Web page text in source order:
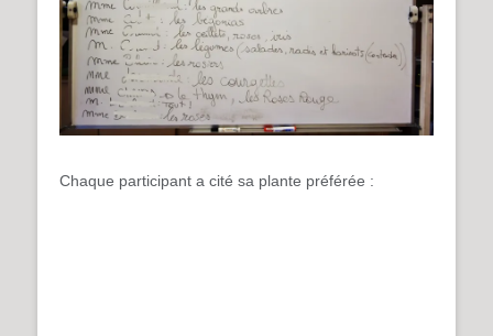
Chaque participant a cité sa plante préférée :